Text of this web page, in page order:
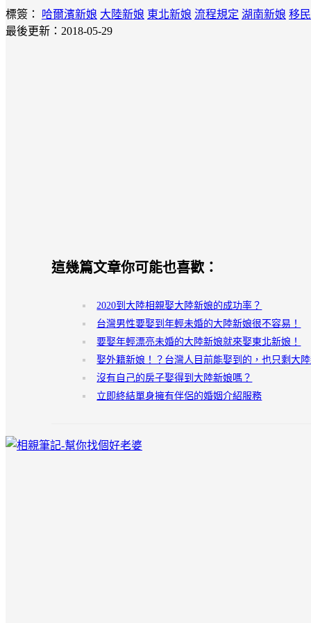
標簽： 哈爾濱新娘 大陸新娘 東北新娘 流程規定 湖南新娘 移
最後更新：2018-05-29
這幾篇文章你可能也喜歡：
2020到大陸相親娶大陸新娘的成功率？
台灣男性要娶到年輕未婚的大陸新娘很不容易！
要娶年輕漂亮未婚的大陸新娘就來娶東北新娘！
娶外籍新娘！？台灣人目前能娶到的，也只剩大陸
沒有自己的房子娶得到大陸新娘嗎？
立即終結單身擁有伴侶的婚姻介紹服務